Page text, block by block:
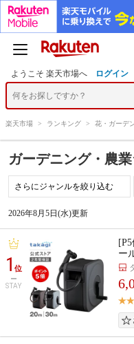
ようこそ 楽天市場へ ログイン
楽天市場 > ランキング > 花・ガーデ
ガーデニング・農
2026年8月5日(水)更新
1位
STAY
ー